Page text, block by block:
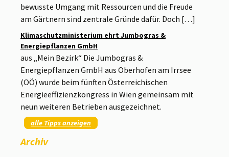
bewusste Umgang mit Ressourcen und die Freude
am Gärtnern sind zentrale Gründe dafür. Doch […]
Klimaschutzministerium ehrt Jumbogras &
Energiepflanzen GmbH
aus „Mein Bezirk“ Die Jumbogras &
Energiepflanzen GmbH aus Oberhofen am Irrsee
(OÖ) wurde beim fünften Österreichischen
Energieeffizienzkongress in Wien gemeinsam mit
neun weiteren Betrieben ausgezeichnet.
alle Tipps anzeigen
Archiv